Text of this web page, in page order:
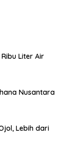
Liter Air
Nusantara
Lebih dari